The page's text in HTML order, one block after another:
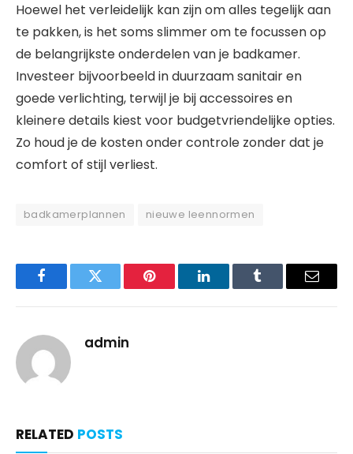
Hoewel het verleidelijk kan zijn om alles tegelijk aan
te pakken, is het soms slimmer om te focussen op
de belangrijkste onderdelen van je badkamer.
Investeer bijvoorbeeld in duurzaam sanitair en
goede verlichting, terwijl je bij accessoires en
kleinere details kiest voor budgetvriendelijke opties.
Zo houd je de kosten onder controle zonder dat je
comfort of stijl verliest.
badkamerplannen nieuwe leennormen
FacebookTwitter Pinterest LinkedInTumblr Email
admin
RELATED POSTS